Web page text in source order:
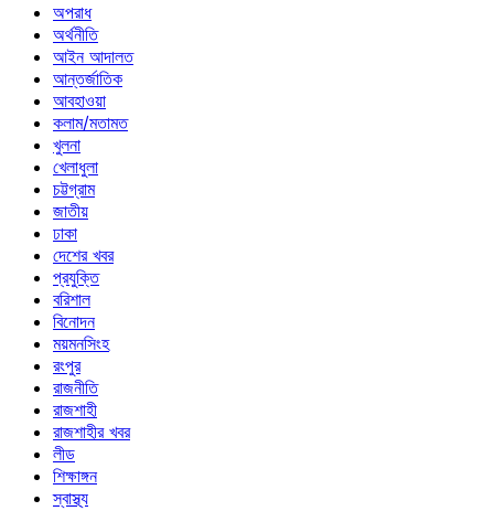
অপরাধ
অর্থনীতি
আইন আদালত
আন্তর্জাতিক
আবহাওয়া
কলাম/মতামত
খুলনা
খেলাধুলা
চট্টগ্রাম
জাতীয়
ঢাকা
দেশের খবর
প্রযুক্তি
বরিশাল
বিনোদন
ময়মনসিংহ
রংপুর
রাজনীতি
রাজশাহী
রাজশাহীর খবর
লীড
শিক্ষাঙ্গন
স্বাস্থ্য